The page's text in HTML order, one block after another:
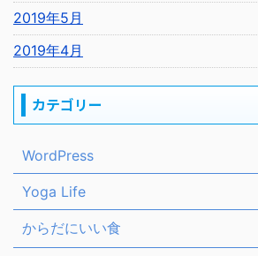
2019年5月
2019年4月
カテゴリー
WordPress
Yoga Life
からだにいい食